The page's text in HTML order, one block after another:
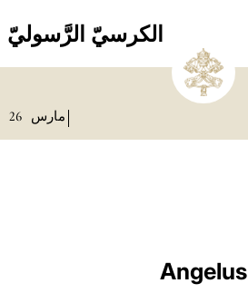
الكرسيّ الرَّسوليّ
مارس 26
Angelus